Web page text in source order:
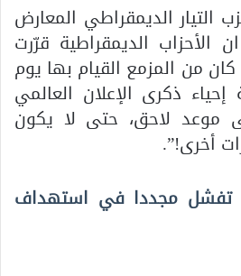
التيار الديمقراطي المعارض
الأحزاب الديمقراطية قرّرت
من المزمع القيام بها يوم
إحياء ذكرى الإعلان العالمي
موعد لاحق، حتى لا يكون
أخرى!”.
تفشل مجددا في استهداف